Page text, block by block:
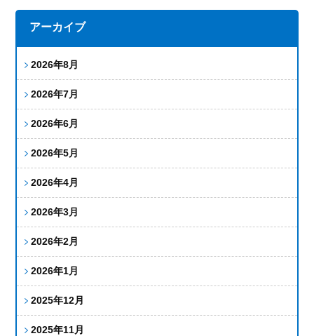
アーカイブ
2026年8月
2026年7月
2026年6月
2026年5月
2026年4月
2026年3月
2026年2月
2026年1月
2025年12月
2025年11月